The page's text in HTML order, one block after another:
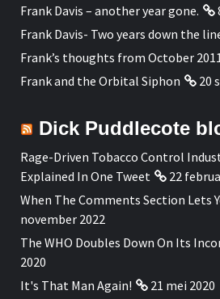
Frank Davis – another year gone.
Frank Davis- Two years down the
Frank’s thoughts from October 2011
Frank and the Orbital Siphon
20
Dick Puddlecote
Rage-Driven Tobacco Control
Explained In One Tweet
22
When The Comments Section Lets
november 2022
The WHO Doubles Down On Its
2020
It's That Man Again!
21 mei 2020